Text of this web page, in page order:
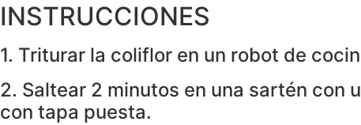
INSTRUCCIONES
1. Triturar la coliflor en un robot de
2. Saltear 2 minutos en una sartén con
con tapa puesta.